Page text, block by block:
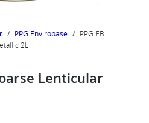
/ PPG Envirobase / PPG EB
2L
Lenticular